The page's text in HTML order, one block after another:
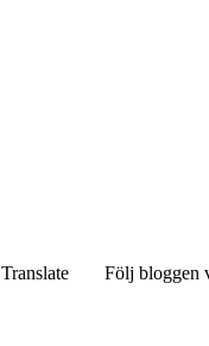
Translate Följ bloggen